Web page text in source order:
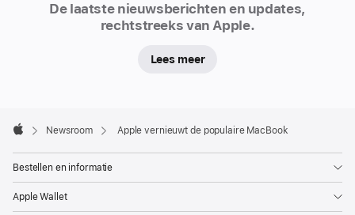
De laatste nieuwsberichten en updates,
rechtstreeks van Apple.
Lees meer
Footer

Newsroom Apple vernieuwt de populaire MacBook
Bestellen en informatie
Apple Wallet